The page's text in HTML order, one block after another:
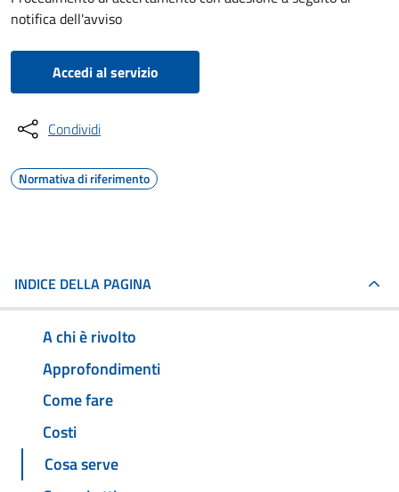
notifica dell'avviso
Accedi al servizio
Condividi
Normativa di riferimento
INDICE DELLA PAGINA
A chi è rivolto
Approfondimenti
Come fare
Costi
Cosa serve